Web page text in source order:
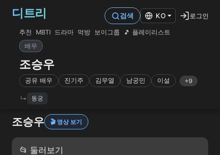
디트리
추천 MBTI 드라마 먹방 보이그룹
🎵 플레이리스트
배우
조승우
공유 배우 진기주 김무열 남궁민 이설 +9
동궁
검색 KO 로그인
조승우 🎬 영상 보기
📂 둘러보기